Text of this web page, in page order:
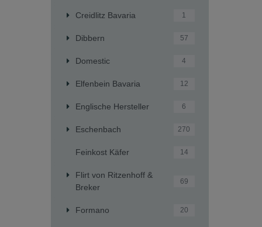
Creidlitz Bavaria 1
Dibbern 57
Domestic 4
Elfenbein Bavaria 12
Englische Hersteller 6
Eschenbach 270
Feinkost Käfer 14
Flirt von Ritzenhoff &
Breker
69
Formano 20